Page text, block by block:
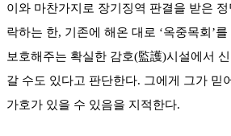
이와 마찬가지로 장기징역 판결을 받은
락하는 한, 기존에 해온 대로 ‘옥중목회’
보호해주는 확실한 감호(監護)시설에서
갈 수도 있다고 판단한다. 그에게 그가 믿
가호가 있을 수 있음을 지적한다.